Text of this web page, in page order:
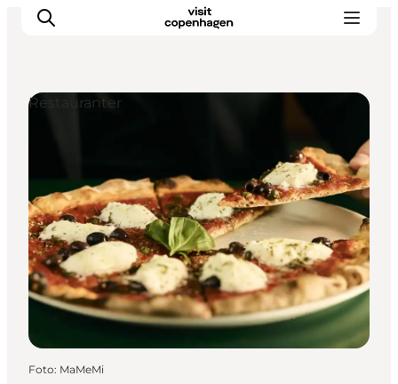
Aktiviteter
Spis & drik
Områder
Planlæg din tur
CopenPay
Copenhagen Card
Restauranter
Foto: MaMeMi